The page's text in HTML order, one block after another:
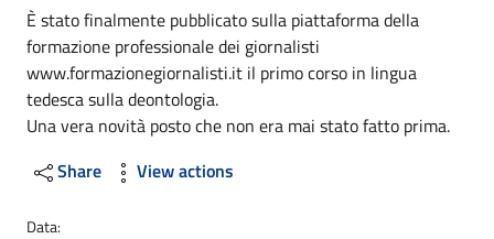
È stato finalmente pubblicato sulla piattaforma della
formazione professionale dei giornalisti
www.formazionegiornalisti.it il primo corso in lingua
tedesca sulla deontologia.
Una vera novità posto che non era mai stato fatto prima.
Share
View actions
Data: